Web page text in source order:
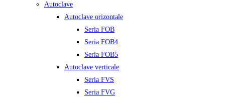
Autoclave
Autoclave orizontale
Seria FOB
Seria FOB4
Seria FOB5
Autoclave verticale
Seria FVS
Seria FVG